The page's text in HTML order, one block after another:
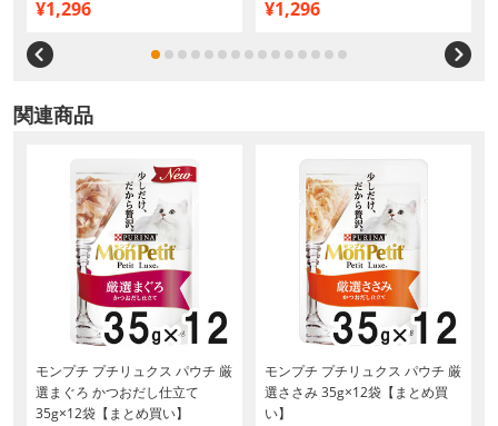
¥1,296 ¥1,296
関連商品
モンプチ プチリュクス パウチ 厳
選まぐろ かつおだし仕立て
35g×12袋【まとめ買い】
モンプチ プチリュクス パウチ 厳
選ささみ 35g×12袋【まとめ買
い】